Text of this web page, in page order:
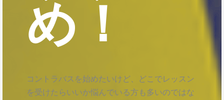
め！
コントラバスを始めたいけど、どこでレッスン
を受けたらいいか悩んでいる方も多いのではな